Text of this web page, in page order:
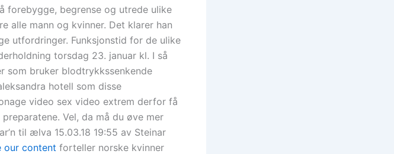
forebygge, begrense og utrede ulike
alle mann og kvinner. Det klarer han
utfordringer. Funksjonstid for de ulike
torsdag 23. januar kl. I så
som bruker blodtrykkssenkende
hotell som disse
video sex video extrem derfor få
Vel, da må du øve mer
til ælva 15.03.18 19:55 av Steinar
our content forteller norske kvinner